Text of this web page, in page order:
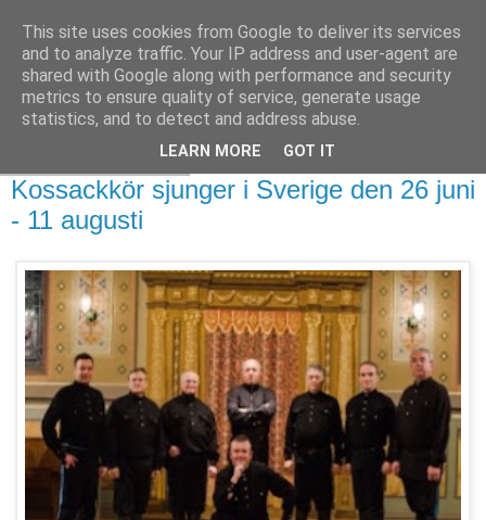
Kossackkör sjunger i Sverige den 26 juni
- 11 augusti
Djupaste basar i harmoni med
kristallklara tenorer: åtta enastående
soloröster sammanflätas till en enhetlig
och totalt fängslande klang, fyller kyrkan
med det magiska hos rysk-ortodox sakral
musik och folkvisor.
This site uses cookies from Google to deliver its services
and to analyze traffic. Your IP address and user-agent are
shared with Google along with performance and security
metrics to ensure quality of service, generate usage
statistics, and to detect and address abuse.
LEARN MORE GOT IT